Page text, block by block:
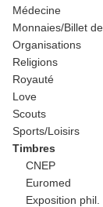
Médecine
Monnaies/Billet
Organisations
Religions
Royauté
Love
Scouts
Sports/Loisirs
Timbres
CNEP
Euromed
Exposition phil.